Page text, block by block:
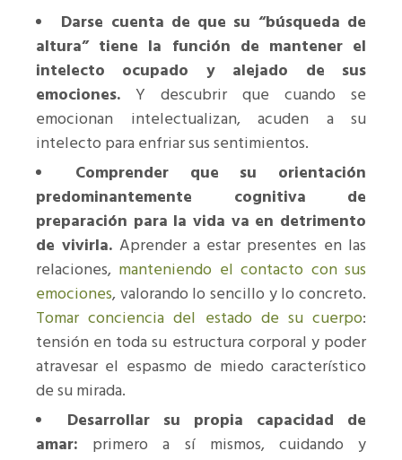
Darse cuenta de que su “búsqueda de
altura” tiene la función de mantener el
intelecto ocupado y alejado de sus
emociones. Y descubrir que cuando se
emocionan intelectualizan, acuden a su
intelecto para enfriar sus sentimientos.
Comprender que su orientación
predominantemente cognitiva de
preparación para la vida va en detrimento
de vivirla. Aprender a estar presentes en las
relaciones, manteniendo el contacto con sus
emociones, valorando lo sencillo y lo concreto.
Tomar conciencia del estado de su cuerpo:
tensión en toda su estructura corporal y poder
atravesar el espasmo de miedo característico
de su mirada.
Desarrollar su propia capacidad de
amar: primero a sí mismos, cuidando y